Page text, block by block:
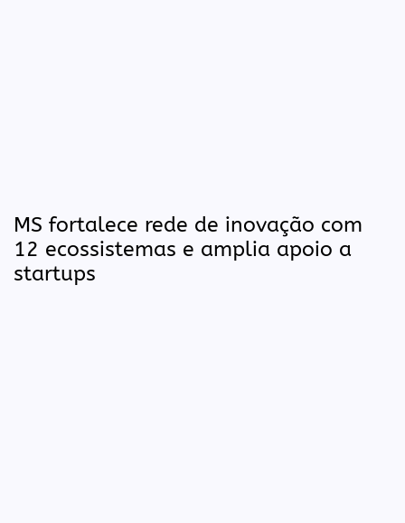
MS fortalece rede de inovação com
12 ecossistemas e amplia apoio a
startups